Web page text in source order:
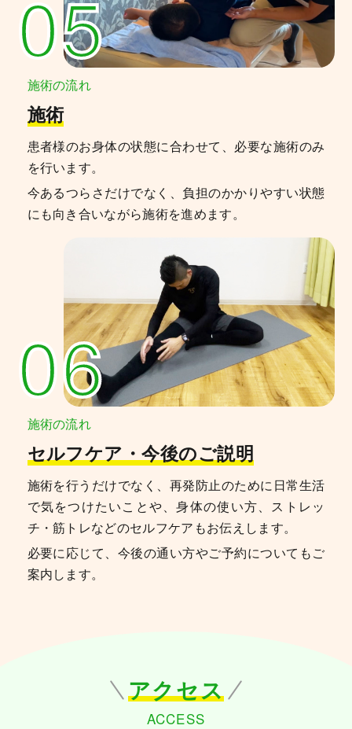
05
施術の流れ
施術
患者様のお身体の状態に合わせて、必要な施術のみ
を行います。
今あるつらさだけでなく、負担のかかりやすい状態
にも向き合いながら施術を進めます。
06
施術の流れ
セルフケア・今後のご説明
施術を行うだけでなく、再発防止のために日常生活
で気をつけたいことや、身体の使い方、ストレッ
チ・筋トレなどのセルフケアもお伝えします。
必要に応じて、今後の通い方やご予約についてもご
案内します。
アクセス
ACCESS